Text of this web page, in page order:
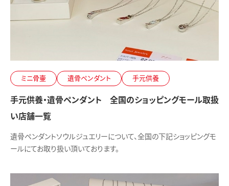
ミニ骨壷 遺骨ペンダント 手元供養
手元供養・遺骨ペンダント 全国のショッピングモール取扱
い店舗一覧
遺骨ペンダントソウルジュエリーについて、全国の下記ショッピングモ
ールにてお取り扱い頂いております。